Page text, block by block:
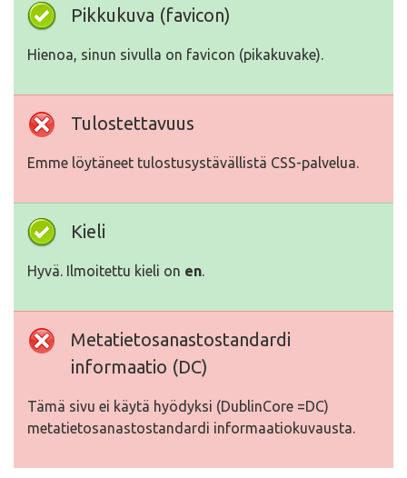
Pikkukuva (favicon)
Hienoa, sinun sivulla on favicon (pikakuvake).
Tulostettavuus
Emme löytäneet tulostusystävällistä CSS-palvelua.
Kieli
Hyvä. Ilmoitettu kieli on en.
Metatietosanastostandardi
informaatio (DC)
Tämä sivu ei käytä hyödyksi (DublinCore =DC)
metatietosanastostandardi informaatiokuvausta.